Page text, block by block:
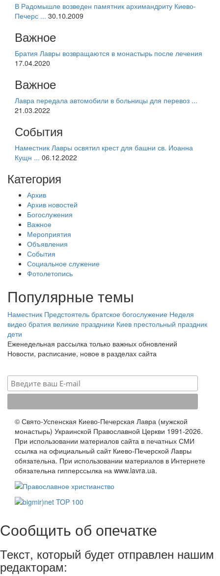
В Радомышле возведен памятник архимандриту Киево-
Печерс ... 30.10.2009
Важное
Братия Лавры возвращаются в монастырь после лечения
17.04.2020
Важное
Лавра передала автомобили в больницы для перевоз ...
21.03.2022
События
Наместник Лавры освятил крест для башни св. Иоанна
Кущн ... 06.12.2022
Категория
Архив
Архив новостей
Богослужения
Важное
Мероприятия
Объявления
События
Социальное служение
Фотолетопись
Популярные темы
Наместник Предстоятель братское богослужение Неделя
видео братия великие праздники Киев престольный праздник
дети
Еженедельная рассылка только важных обновлений
Новости, расписание, новое в разделах сайта
© Свято-Успенская Киево-Печерская Лавра (мужской
монастырь) Украинской Православной Церкви 1991-2026.
При использовании материалов сайта в печатных СМИ
ссылка на официальный сайт Киево-Печерской Лавры
обязательна. При использовании материалов в Интернете
обязательна гипперссылка на www.lavra.ua.
Сообщить об опечатке
Текст, который будет отправлен нашим
редакторам: